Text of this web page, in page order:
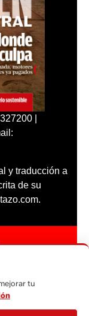
|
y traducción a
de su
tu